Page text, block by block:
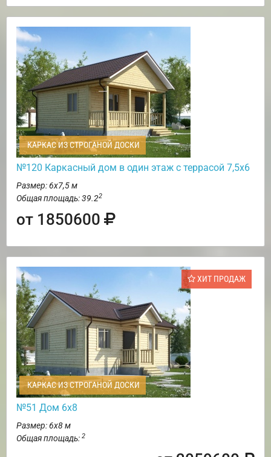
КАРКАС ИЗ СТРОГАНОЙ ДОСКИ
№120 Каркасный дом в один этаж с террасой 7,5х6
Размер: 6х7,5 м
Общая площадь: 39.22
от 1850600
ХИТ ПРОДАЖ
КАРКАС ИЗ СТРОГАНОЙ ДОСКИ
№51 Дом 6х8
Размер: 6х8 м
Общая площадь: 2